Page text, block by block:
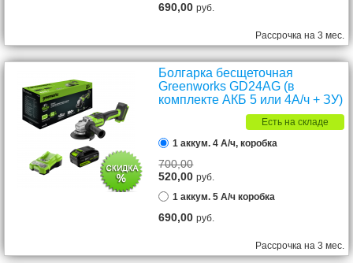
690,00руб.
Рассрочка на 3 мес.
Болгарка бесщеточная
Greenworks GD24AG (в
комплекте АКБ 5 или 4А/ч + ЗУ)
Есть на складе
1 аккум. 4 А/ч, коробка
700,00
520,00руб.
1 аккум. 5 А/ч коробка
690,00руб.
Рассрочка на 3 мес.